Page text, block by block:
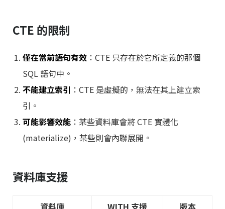
CTE 的限制
僅在當前語句有效 ：CTE 只存在於它所定義的那個
SQL 語句中。
不能建立索引 ：CTE 是虛擬的，無法在其上建立索
引。
可能影響效能 ：某些資料庫會將 CTE 實體化
(materialize)，某些則會內聯展開。
資料庫支援
資料庫 WITH 支援 版本